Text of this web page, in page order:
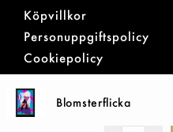
Köpvillkor
Personuppgiftspolicy
Cookiepolicy
Blomsterflicka